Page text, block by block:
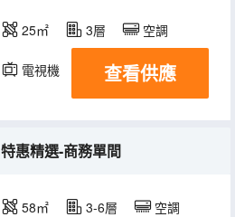
25㎡ 3層 空調
電視機 查看供應
特惠精選-商務單間
58㎡ 3-6層 空調